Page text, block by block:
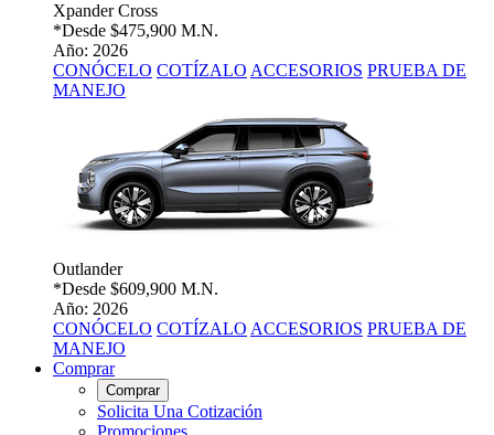
Xpander Cross
*Desde $475,900 M.N.
Año: 2026
CONÓCELO COTÍZALO ACCESORIOS PRUEBA DE
MANEJO
Outlander
*Desde $609,900 M.N.
Año: 2026
CONÓCELO COTÍZALO ACCESORIOS PRUEBA DE
MANEJO
Comprar
Comprar
Solicita Una Cotización